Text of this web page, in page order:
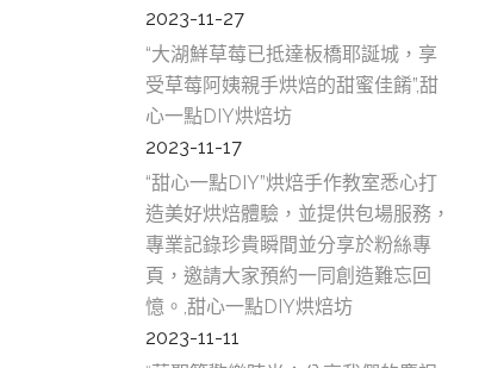
2023-11-27
“大湖鮮草莓已抵達板橋耶誕城，享
受草莓阿姨親手烘焙的甜蜜佳餚”,甜
心一點DIY烘焙坊
2023-11-17
“甜心一點DIY”烘焙手作教室悉心打
造美好烘焙體驗，並提供包場服務，
專業記錄珍貴瞬間並分享於粉絲專
頁，邀請大家預約一同創造難忘回
憶。,甜心一點DIY烘焙坊
2023-11-11